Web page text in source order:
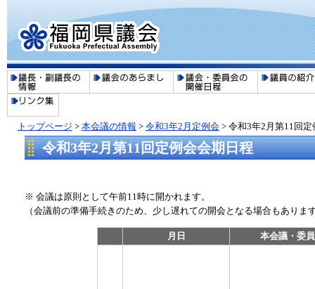
トップページ > 本会議の情報 > 令和3年2月定例会> 令和3年2月第11回定
令和3年2月第11回定例会会期日程
※ 会議は原則として午前11時に開かれます。
（会議前の準備手続きのため、少し遅れての開会となる場合もありま
月日 本会議・委